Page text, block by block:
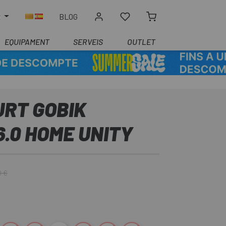
BLOG
EQUIPAMENT SERVEIS OUTLET
GOBIK
HOME UNITY
€